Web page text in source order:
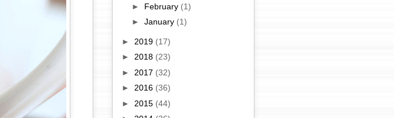
► February (1)
► January (1)
► 2019 (17)
► 2018 (23)
► 2017 (32)
► 2016 (36)
► 2015 (44)